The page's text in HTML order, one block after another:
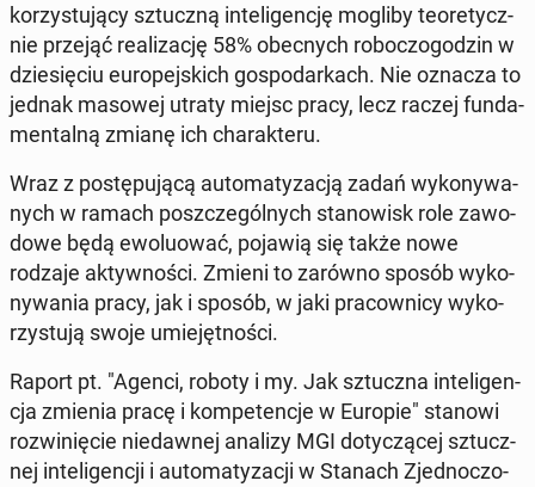
ko­rzy­stu­ją­cy sztucz­ną in­te­li­gen­cję mogliby teo­re­tycz­
nie przejąć re­ali­za­cję 58% obec­nych ro­bo­czo­go­dzin w
dzie­się­ciu eu­ro­pej­skich go­spo­dar­kach. Nie oznacza to
jednak masowej utraty miejsc pracy, lecz raczej fun­da­
men­tal­ną zmianę ich cha­rak­te­ru.
Wraz z po­stę­pu­ją­cą au­to­ma­ty­za­cją zadań wy­ko­ny­wa­
nych w ramach po­szcze­gól­nych sta­no­wisk role za­wo­
do­we będą ewo­lu­ować, pojawią się także nowe
rodzaje ak­tyw­no­ści. Zmieni to zarówno sposób wy­ko­
ny­wa­nia pracy, jak i sposób, w jaki pra­cow­ni­cy wy­ko­
rzy­stu­ją swoje umie­jęt­no­ści.
Raport pt. "Agenci, roboty i my. Jak sztucz­na in­te­li­gen­
cja zmienia pracę i kom­pe­ten­cje w Europie" stanowi
roz­wi­nię­cie nie­daw­nej analizy MGI do­ty­czą­cej sztucz­
nej in­te­li­gen­cji i au­to­ma­ty­za­cji w Stanach Zjed­no­czo­